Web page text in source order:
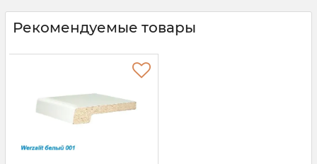
Рекомендуемые товары